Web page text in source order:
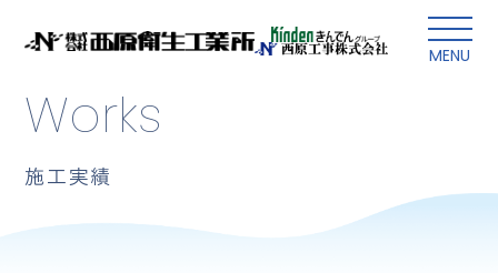
MENU
本文にスキップ
Works
施工実績